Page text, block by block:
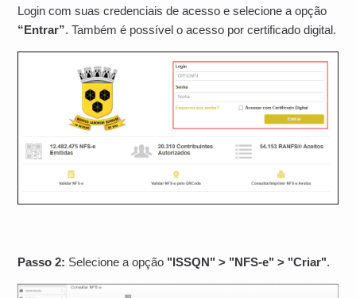
Login com suas credenciais de acesso e selecione a opção
“Entrar”. Também é possível o acesso por certificado digital.
Passo 2: Selecione a opção "ISSQN" > "NFS-e" > "Criar".